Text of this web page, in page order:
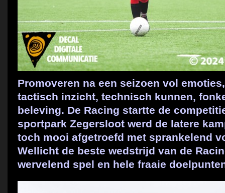
Promoveren na een seizoen vol
tactisch inzicht, technisch kunnen,
beleving. De Racing startte de
sportpark Zegersloot werd de latere
toch mooi afgetroefd met sprankelend
Wellicht de beste wedstrijd van de
wervelend spel en hele fraaie